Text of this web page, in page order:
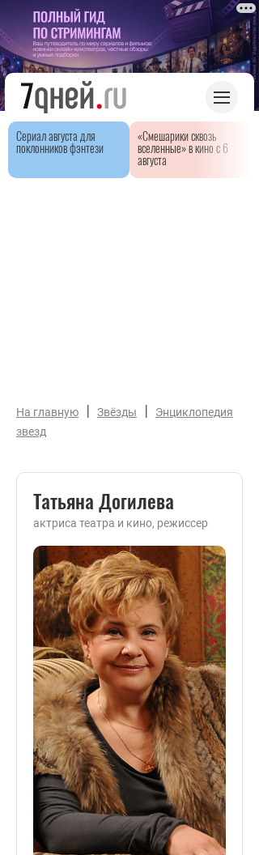
Сериал августа для
поклонников фэнтези
«Смешарики сквозь
вселенные» в кино с 6
августа
На главную | Звёзды |
Энциклопедия
звезд
Татьяна Догилева
актриса театра и кино, режиссер